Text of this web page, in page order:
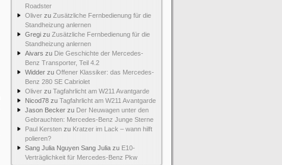
Roadster
Oliver zu Zusätzliche Fernbedienung für die
Standheizung anlernen
Gregi zu Zusätzliche Fernbedienung für die
Standheizung anlernen
Aivars zu Die Geschichte der Mercedes-
Benz Transporter, Teil 4.2
Widder zu Offener Klassiker: das Mercedes-
Benz 280 SE Cabriolet
Oliver zu Tagfahrlicht am W211 Avantgarde
Nicod78 zu Tagfahrlicht am W211 Avantgarde
Jason Becker zu Der Neuwagen unter den
Gebrauchten: Mercedes-Benz Junge Sterne
Paul Kersten zu Kratzer im Lack – wann hilft
polieren?
Sang Julia Nguyen Sang Julia zu E10-
Verträglichkeit für Mercedes-Benz Pkw